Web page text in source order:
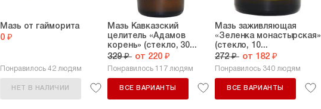
Мазь от гайморита
0 ₽
Понравилось 42 людям
НЕТ В НАЛИЧИИ
Мазь Кавказский
целитель «Адамов
корень» (стекло, 30...
329 ₽ от 220 ₽
Понравилось 117 людям
ВСЕ ВАРИАНТЫ
Мазь заживляющая
«Зеленка монастырская»
(стекло, 10...
272 ₽ от 182 ₽
Понравилось 340 людям
ВСЕ ВАРИАНТЫ